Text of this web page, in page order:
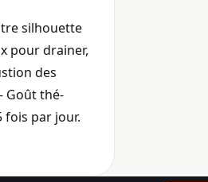
silhouette
pour drainer,
des
Goût thé-
fois par jour.